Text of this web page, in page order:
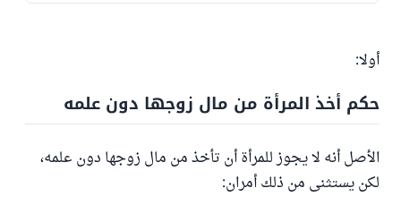
أولا:
حكم أخذ المرأة من مال زوجها دون علمه
الأصل أنه لا يجوز للمرأة أن تأخذ من مال زوجها دون علمه،
لكن يستثنى من ذلك أمران: